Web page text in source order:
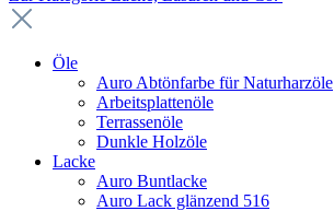
Öle
Auro Abtönfarbe für Naturharzöle
Arbeitsplattenöle
Terrassenöle
Dunkle Holzöle
Lacke
Auro Buntlacke
Auro Lack glänzend 516